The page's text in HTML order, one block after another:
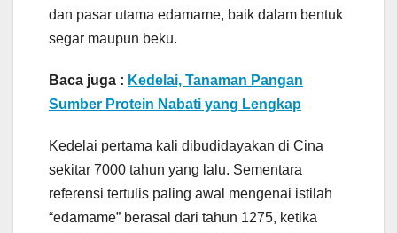
dan pasar utama edamame, baik dalam bentuk
segar maupun beku.
Baca juga : Kedelai, Tanaman Pangan
Sumber Protein Nabati yang Lengkap
Kedelai pertama kali dibudidayakan di Cina
sekitar 7000 tahun yang lalu. Sementara
referensi tertulis paling awal mengenai istilah
“edamame” berasal dari tahun 1275, ketika